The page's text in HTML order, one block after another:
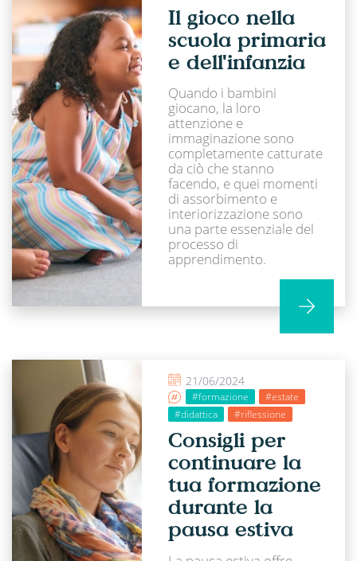
Il gioco nella
scuola primaria
e dell'infanzia
Quando i bambini
giocano, la loro
attenzione e
immaginazione sono
completamente catturate
da ciò che stanno
facendo, e quei momenti
di assorbimento e
interiorizzazione sono
una parte essenziale del
processo di
apprendimento.
21/06/2024
#formazione
#estate
#didattica
#riflessione
Consigli per
continuare la
tua formazione
durante la
pausa estiva